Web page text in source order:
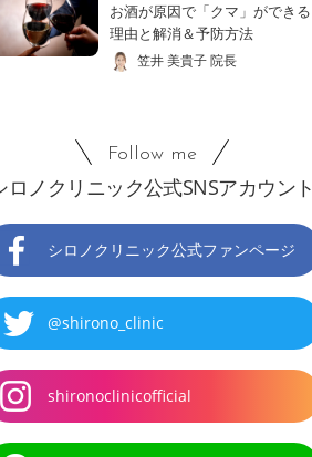
お酒が原因で「クマ」ができる
理由と解消＆予防方法
笠井 美貴子 院長
Follow me
ロノクリニック公式SNSアカウント
シロノクリニック公式ファンページ
@shirono_clinic
shironoclinicofficial